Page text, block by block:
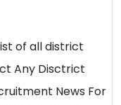
of all district
Any Disctrict
News For